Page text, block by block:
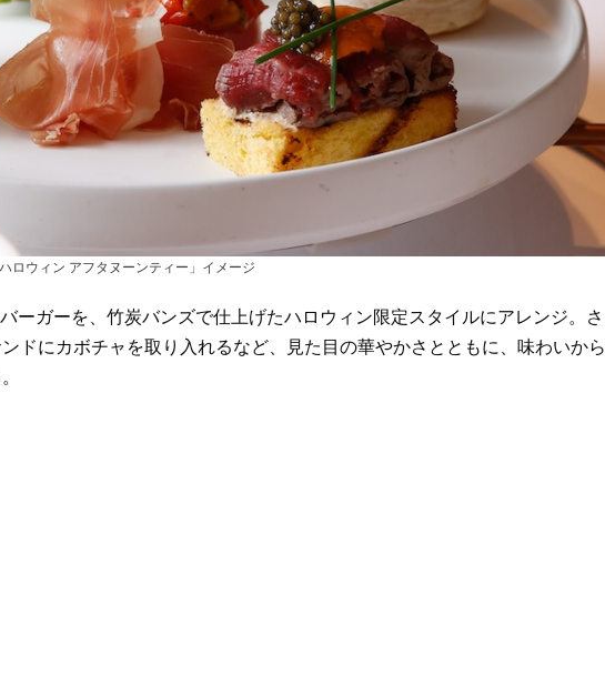
ハロウィン アフタヌーンティー」イメージ
ガーを、竹炭バンズで仕上げたハロウィン限定スタイルにアレンジ。さ
ドにカボチャを取り入れるなど、見た目の華やかさとともに、味わいから